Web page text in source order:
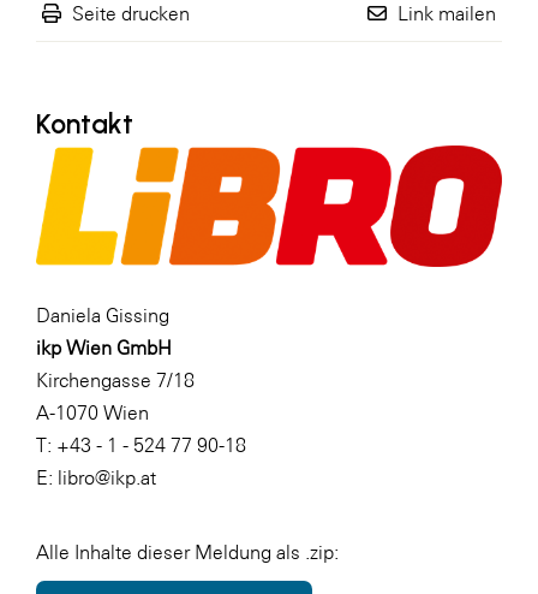
Seite drucken Link mailen
Kontakt
Daniela Gissing
ikp Wien GmbH
Kirchengasse 7/18
A-1070 Wien
T: +43 - 1 - 524 77 90-18
E: libro@ikp.at
Alle Inhalte dieser Meldung als .zip: